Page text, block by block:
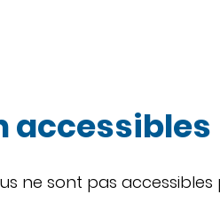
accessibles
ne sont pas accessibles